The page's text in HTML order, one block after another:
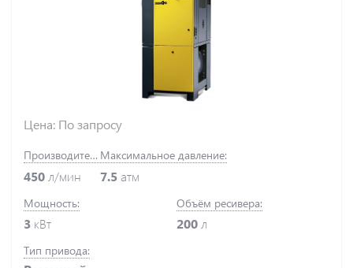
Цена: По запросу
Производительность:
450 л/мин
Максимальное давление:
7.5 атм
Мощность:
3 кВт
Объём ресивера:
200л
Тип привода: